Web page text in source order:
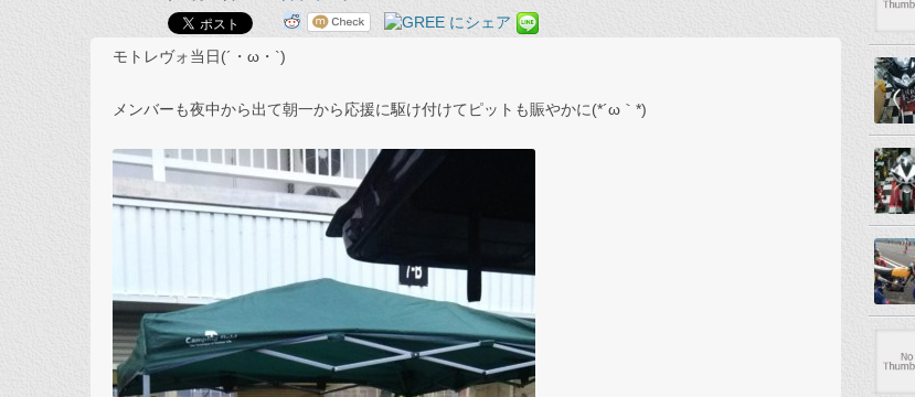
モトレヴォ当日(´・ω・`)
メンバーも夜中から出て朝一から応援に駆け付けてピットも賑やかに(*´ω｀*)